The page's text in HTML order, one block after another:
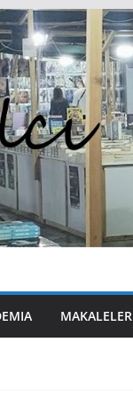
MAKALELER